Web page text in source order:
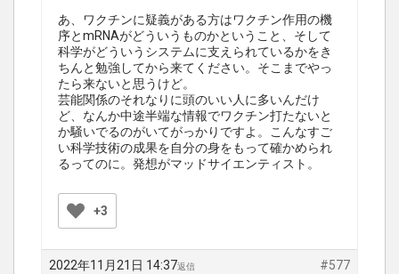
あ、ワクチンに疑義がある方はワクチン作用の機
序とmRNAがどういうものかということ、そして
科学がどういうシステムに支えられているかをき
ちんと勉強してから来てください。そこまでやっ
たら来ないと思うけど。
芸能関係のそれなりに頭のいい人に多いんだけ
ど、なんか中途半端な情報でワクチン打たないと
か騒いでるのがいてがっかりですよ。こんなすご
い科学技術の成果を自分の身をもって確かめられ
るってのに。発想がマッドサイエンティスト。
+3
2022年11月21日 14:37 #577
返信